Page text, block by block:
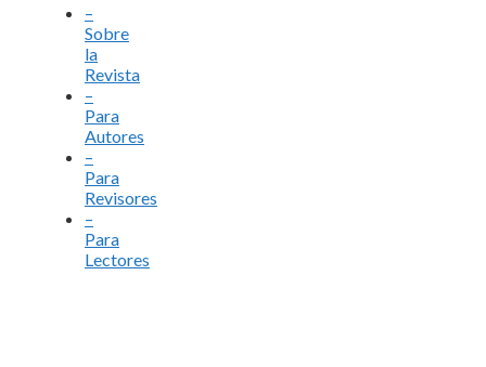
–
Sobre
la
Revista
–
Para
Autores
–
Para
Revisores
–
Para
Lectores